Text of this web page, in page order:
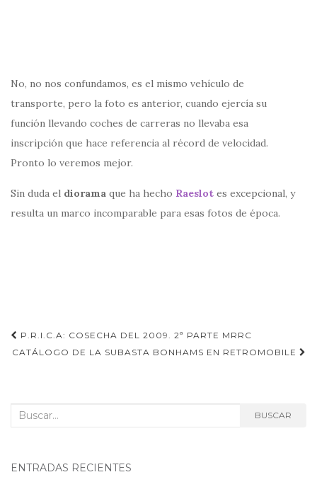
No, no nos confundamos, es el mismo vehículo de
transporte, pero la foto es anterior, cuando ejercía su
función llevando coches de carreras no llevaba esa
inscripción que hace referencia al récord de velocidad.
Pronto lo veremos mejor.
Sin duda el diorama que ha hecho Raeslot es excepcional, y
resulta un marco incomparable para esas fotos de época.
Navegación
de
P.R.I.C.A: COSECHA DEL 2009. 2ª PARTE MRRC
CATÁLOGO DE LA SUBASTA BONHAMS EN RETROMOBILE
Buscar: BUSCAR
ENTRADAS RECIENTES